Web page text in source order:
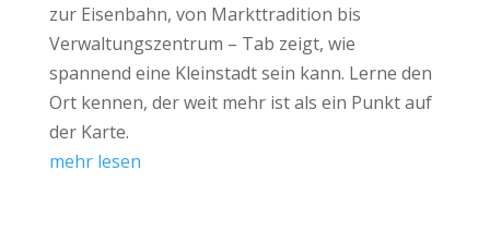
zur Eisenbahn, von Markttradition bis
Verwaltungszentrum – Tab zeigt, wie
spannend eine Kleinstadt sein kann. Lerne den
Ort kennen, der weit mehr ist als ein Punkt auf
der Karte.
mehr lesen